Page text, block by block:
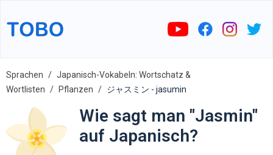
Sprachen
Japanisch-Vokabeln: Wortschatz &
Wortlisten
Pflanzen ジャスミン - jasumin
Wie sagt man "Jasmin"
auf Japanisch?